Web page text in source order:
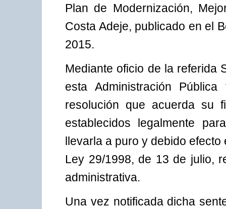
Plan de Modernización,
Costa Adeje, publicado en el
2015.
Mediante oficio de la referida
esta Administración
resolución que acuerda su
establecidos legalmente
llevarla a puro y debido efecto
Ley 29/1998, de 13 de julio,
administrativa.
Una vez notificada dicha